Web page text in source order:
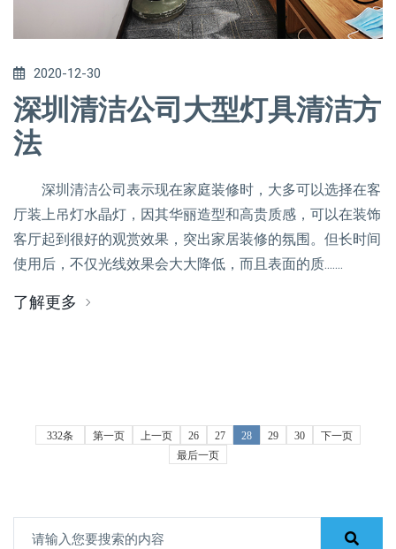
2020-12-30
深圳清洁公司大型灯具清洁方
法
深圳清洁公司表示现在家庭装修时，大多可以选择在客
厅装上吊灯水晶灯，因其华丽造型和高贵质感，可以在装饰
客厅起到很好的观赏效果，突出家居装修的氛围。但长时间
使用后，不仅光线效果会大大降低，而且表面的质.......
了解更多
332条 第一页 上一页 26 27 28 29 30
下一页
最后一页